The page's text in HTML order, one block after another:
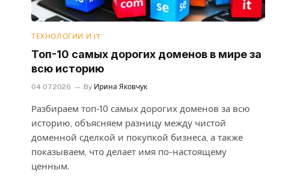
ТЕХНОЛОГИИ И IT
Топ-10 самых дорогих доменов в мире за
всю историю
04.07.2026 By Ирина Яковчук
Разбираем топ-10 самых дорогих доменов за всю
историю, объясняем разницу между чистой
доменной сделкой и покупкой бизнеса, а также
показываем, что делает имя по-настоящему
ценным.